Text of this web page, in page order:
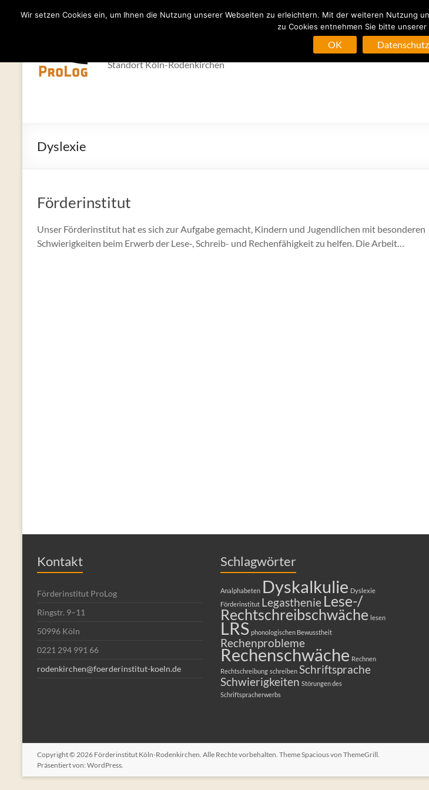
Förderinstitut Köln-Rodenkirchen
Standort Köln-Rodenkirchen
Dyslexie
Förderinstitut
Unser Förderinstitut hat es sich zur Aufgabe gemacht, Kindern und Jugendlichen mit besonderen
Schwierigkeiten beim Erwerb der Lese‑, Schreib- und Rechenfähigkeit zu helfen. Die Arbeit…
Kontakt
Förderinstitut ProLog
Ringstr. 9–11
50996 Köln
0221 294 991 66
rodenkirchen@foerderinstitut-koeln.de
Schlagwörter
Analphabeten Dyskalkulie Dyslexie
Förderinstitut Legasthenie Lese-/
Rechtschreibschwäche lesen
LRS phonologischen Bewusstheit
Rechenprobleme
Rechenschwäche Rechnen
Rechtschreibung schreiben Schriftsprache
Schwierigkeiten Störungen des
Schriftspracherwerbs
Copyright © 2026 Förderinstitut Köln-Rodenkirchen. Alle Rechte vorbehalten. ThemeSpaciousvon ThemeGrill.
Präsentiert von: WordPress.
Wir setzen Cookies ein, um Ihnen die Nutzung unserer Webseiten zu erleichtern. Mit der weiteren Nutzung
zu Cookies entnehmen Sie bitte
OK